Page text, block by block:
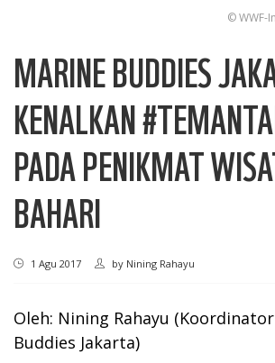
© WWF-
MARINE BUDDIES
KENALKAN
PADA PENIKMAT
BAHARI
1 Agu 2017 by Nining Rahayu
Oleh: Nining Rahayu
Buddies Jakarta)